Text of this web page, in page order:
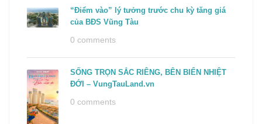
“Điểm vào” lý tưởng trước chu kỳ tăng giá
của BĐS Vũng Tàu
0 comments
SỐNG TRỌN SẮC RIÊNG, BÊN BIỂN NHIỆT
ĐỚI – VungTauLand.vn
0 comments